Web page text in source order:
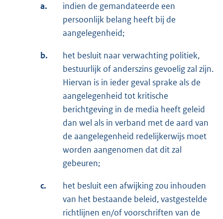
a.
indien de gemandateerde een
persoonlijk belang heeft bij de
aangelegenheid;
b.
het besluit naar verwachting politiek,
bestuurlijk of anderszins gevoelig zal zijn.
Hiervan is in ieder geval sprake als de
aangelegenheid tot kritische
berichtgeving in de media heeft geleid
dan wel als in verband met de aard van
de aangelegenheid redelijkerwijs moet
worden aangenomen dat dit zal
gebeuren;
c.
het besluit een afwijking zou inhouden
van het bestaande beleid, vastgestelde
richtlijnen en/of voorschriften van de